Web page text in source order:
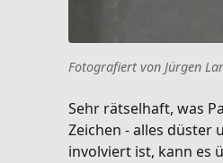
Fotografiert von Jürgen
Sehr rätselhaft, was
Zeichen - alles düster
involviert ist, kann es